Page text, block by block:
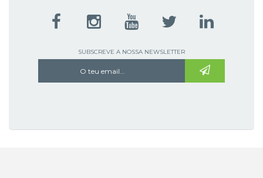
SUBSCREVE A NOSSA NEWSLETTER